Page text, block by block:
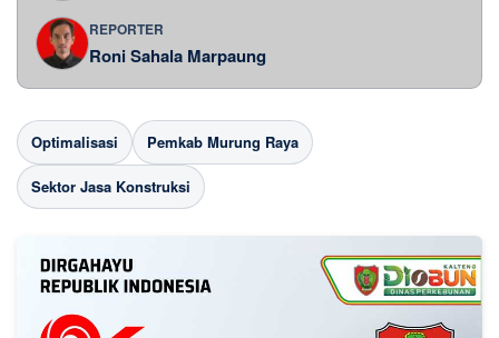
REPORTER
Roni Sahala Marpaung
Optimalisasi Pemkab Murung Raya
Sektor Jasa Konstruksi